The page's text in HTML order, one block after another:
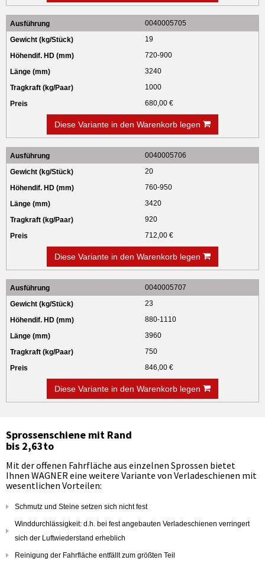
0040005705
19
720-900
3240
1000
680,00 €
Diese Variante in den Warenkorb legen
0040005706
20
760-950
3420
920
712,00 €
Diese Variante in den Warenkorb legen
0040005707
23
880-1110
3960
750
846,00 €
Diese Variante in den Warenkorb legen
Sprossenschiene mit Rand
bis 2,63to
Mit der offenen Fahrfläche aus einzelnen Sprossen bietet
Ihnen WAGNER eine weitere Variante von Verladeschienen mit
wesentlichen Vorteilen:
Schmutz und Steine setzen sich nicht fest
Winddurchlässigkeit: d.h. bei fest angebauten Verladeschienen verringert
sich der Luftwiederstand erheblich
Reinigung der Fahrfläche entfällt zum größten Teil